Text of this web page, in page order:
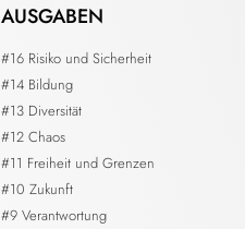
AUSGABEN
#16 Risiko und Sicherheit
#14 Bildung
#13 Diversität
#12 Chaos
#11 Freiheit und Grenzen
#10 Zukunft
#9 Verantwortung